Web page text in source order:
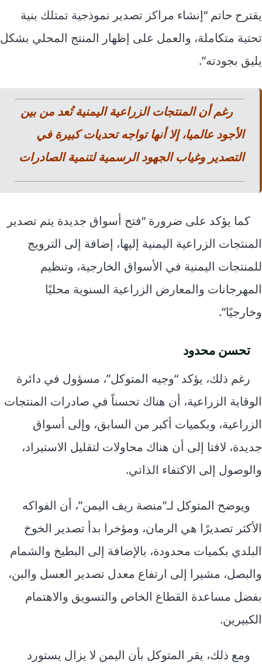
يقترح حاتم “إنشاء مراكز تصدير نموذجية تمتلك بنية
تحتية متكاملة، والعمل على إظهار المنتج المحلي بشكل
يليق بجودته”.
رغم أن المنتجات الزراعية اليمنية تُعد من بين
الأجود عالميا، إلا أنها تواجه تحديات كبيرة في
التصدير وغياب الجهود الرسمية لتنمية الصادرات
كما يؤكد على ضرورة “فتح أسواق جديدة يتم تصدير
المنتجات الزراعية اليمنية إليها، إضافة إلى الترويج
للمنتجات اليمنية في الأسواق الخارجية، وتنظيم
المهرجانات والمعارض الزراعية السنوية محليًا
وخارجيًا”.
تحسن محدود
رغم ذلك، يؤكد “وجيه المتوكل”، مسؤول في دائرة
الوقاية الزراعية، أن هناك تحسناً في صادرات المنتجات
الزراعية، وبكميات أكبر من السابق، وإلى أسواق
جديدة، لافتا إلى أن هناك محاولات لتقليل الاستيراد،
والوصول إلى الاكتفاء الذاتي.
ويوضح المتوكل لـ”منصة ريف اليمن”، أن الفواكه
الأكثر تصديرًا هي الرمان، ومؤخرا بدأ تصدير الخوخ
البلدي بكميات محدودة، بالإضافة إلى البطيخ والشمام
والبصل، مشيرا إلى ارتفاع معدل تصدير العسل والبن،
بفضل مساعدة القطاع الخاص والتسويق والاهتمام
الكبيرين.
ومع ذلك، يقر المتوكل بأن اليمن لا يزال يستورد